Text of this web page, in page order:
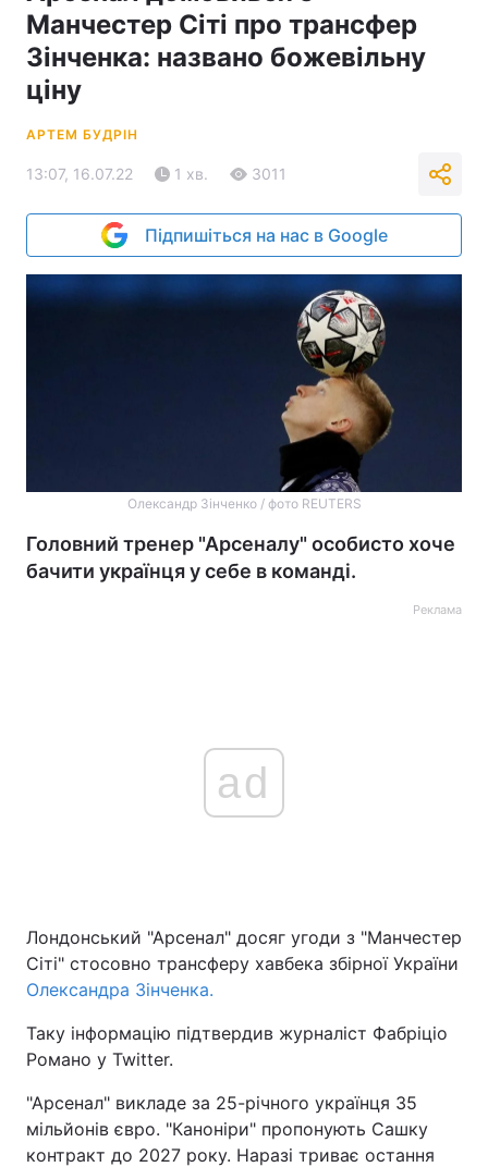
Манчестер Сіті про трансфер
Зінченка: названо божевільну
ціну
АРТЕМ БУДРІН
13:07, 16.07.22 1 хв. 3011
Підпишіться на нас в Google
Олександр Зінченко / фото REUTERS
Головний тренер "Арсеналу" особисто хоче
бачити українця у себе в команді.
Реклама
ad
Лондонський "Арсенал" досяг угоди з "Манчестер
Сіті" стосовно трансферу хавбека збірної України
Олександра Зінченка.
Таку інформацію підтвердив журналіст Фабріціо
Романо у Twitter.
"Арсенал" викладе за 25-річного українця 35
мільйонів євро. "Каноніри" пропонують Сашку
контракт до 2027 року. Наразі триває остання